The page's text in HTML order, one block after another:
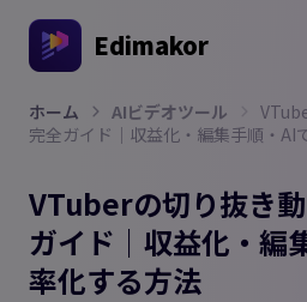
Edimakor
ホーム AIビデオツール
完全ガイド｜収益化・編集手順・AI
VTuberの切り抜き
ガイド｜収益化・編
率化する方法